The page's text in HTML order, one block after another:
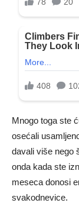
Mnogo toga ste
osećali
davali više nego
onda kada ste
meseca donosi
svakodnevice.